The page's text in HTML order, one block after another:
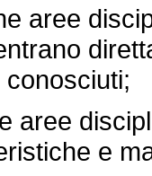
aree
e